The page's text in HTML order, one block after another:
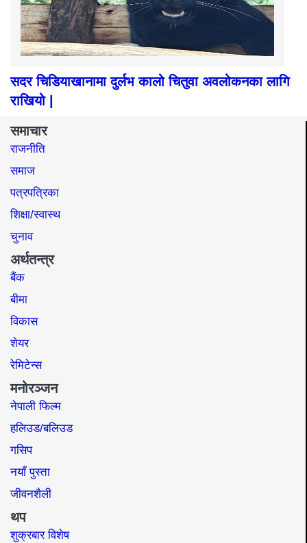
सदर चिडियाखानामा दुर्लभ कालो चितुवा अवलोकनका लागि
राखियो |
समाचार
राजनीति
समाज​
पत्रपत्रिका
शिक्षा/स्वास्थ
चुनाव
अर्थतन्त्र
बैंक
बीमा
विकास
शेयर
रेमिटेन्स
मनोरञ्जन
नेपाली फिल्म
हलिउड/बलिउड
गसिप
नयाँ पुस्ता
जीवनशैली
थप
शुक्रबार विशेष